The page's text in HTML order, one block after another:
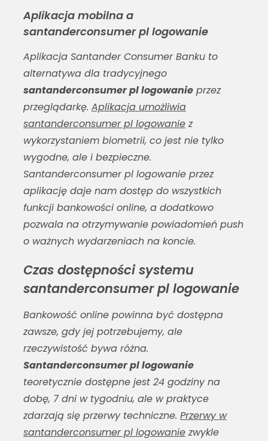
Aplikacja mobilna a
santanderconsumer pl logowanie
Aplikacja Santander Consumer Banku to
alternatywa dla tradycyjnego
santanderconsumer pl logowanieprzez
przeglądarkę. Aplikacja umożliwia
santanderconsumer pl logowaniez
wykorzystaniem biometrii, co jest nie tylko
wygodne, ale i bezpieczne.
Santanderconsumer pl logowanieprzez
aplikację daje nam dostęp do wszystkich
funkcji bankowości online, a dodatkowo
pozwala na otrzymywanie powiadomień push
o ważnych wydarzeniach na koncie.
Czas dostępności systemu
santanderconsumer pl logowanie
Bankowość online powinna być dostępna
zawsze, gdy jej potrzebujemy, ale
rzeczywistość bywa różna.
Santanderconsumer pl logowanie
teoretycznie dostępne jest 24 godziny na
dobę, 7 dni w tygodniu, ale w praktyce
zdarzają się przerwy techniczne. Przerwy w
santanderconsumer pl logowaniezwykle